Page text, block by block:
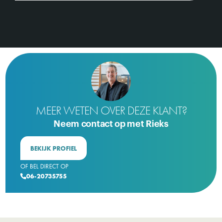
MEER WETEN OVER DEZE KLANT?
Neem contact op met Rieks
BEKIJK PROFIEL
OF BEL DIRECT OP
06-20735755